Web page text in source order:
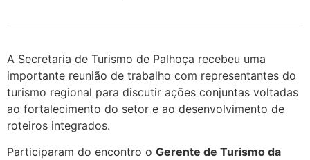
A Secretaria de Turismo de Palhoça recebeu uma
importante reunião de trabalho com representantes do
turismo regional para discutir ações conjuntas voltadas
ao fortalecimento do setor e ao desenvolvimento de
roteiros integrados.
Participaram do encontro o Gerente de Turismo da